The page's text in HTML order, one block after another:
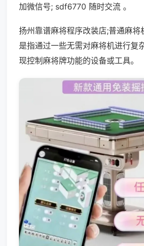
加微信号; sdf6770 随时交流 。
扬州靠谱麻将程序改装店;普通麻将
是指通过一些无需对麻将机进行复
现控制麻将牌功能的设备或工具。